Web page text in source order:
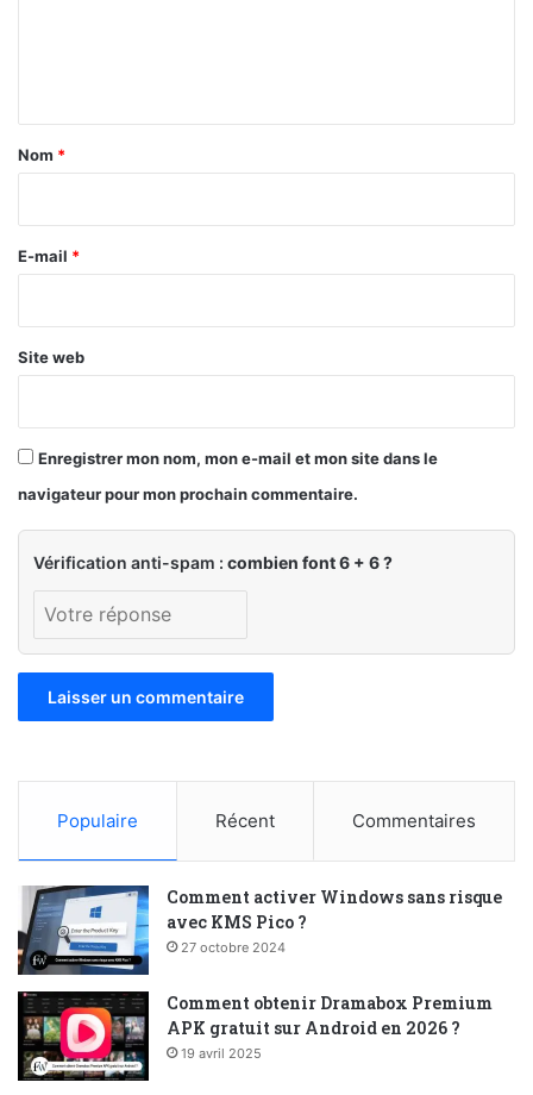
a
e
Nom *
E-mail *
Site web
Enregistrer mon nom, mon e-mail et mon site dans le
navigateur pour mon prochain commentaire.
Vérification anti-spam : combien font 6 + 6 ?
Populaire Récent Commentaires
Comment activer Windows sans risque
avec KMS Pico ?
27 octobre 2024
Comment obtenir Dramabox Premium
APK gratuit sur Android en 2026 ?
19 avril 2025